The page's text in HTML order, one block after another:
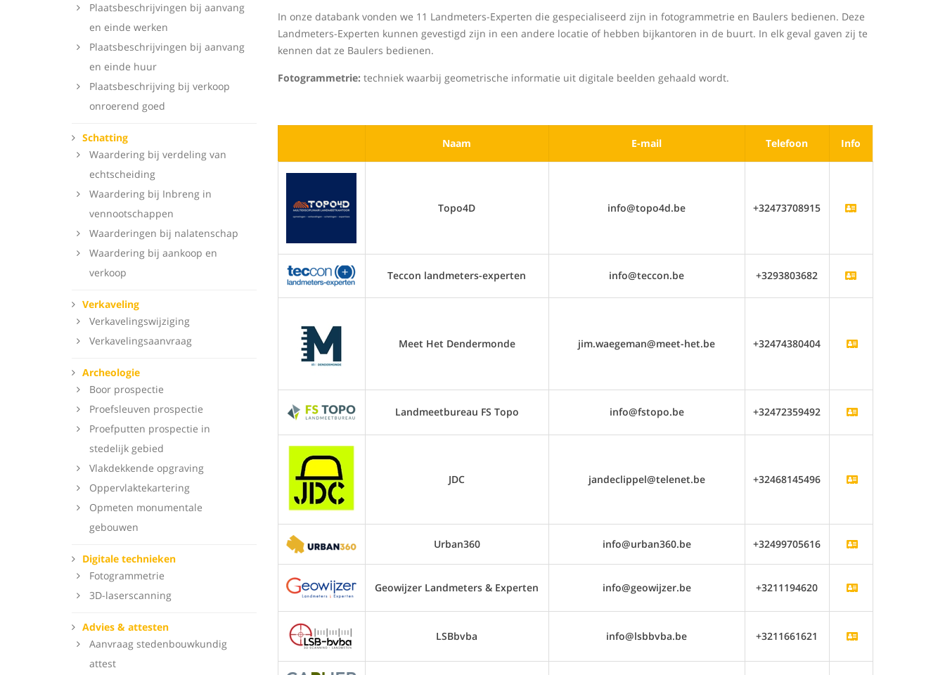
Plaatsbeschrijvingen bij aanvang
en einde werken
Plaatsbeschrijvingen bij aanvang
en einde huur
Plaatsbeschrijving bij verkoop
onroerend goed
Schatting
Waardering bij verdeling van
echtscheiding
Waardering bij Inbreng in
vennootschappen
Waarderingen bij nalatenschap
Waardering bij aankoop en
verkoop
Verkaveling
Verkavelingswijziging
Verkavelingsaanvraag
Archeologie
Boor prospectie
Proefsleuven prospectie
Proefputten prospectie in
stedelijk gebied
Vlakdekkende opgraving
Oppervlaktekartering
Opmeten monumentale
gebouwen
Digitale technieken
Fotogrammetrie
3D-laserscanning
Advies & attesten
Aanvraag stedenbouwkundig
attest
In onze databank vonden we 11 Landmeters-Experten die gespecialiseerd zijn in fotogrammetrie en Baulers bedienen. Deze
Landmeters-Experten kunnen gevestigd zijn in een andere locatie of hebben bijkantoren in de buurt. In elk geval gaven zij te
kennen dat ze Baulers bedienen.
Fotogrammetrie: techniek waarbij geometrische informatie uit digitale beelden gehaald wordt.
Naam E-mail Telefoon Info
Topo4D info@topo4d.be +32473708915
Teccon landmeters-experten info@teccon.be +3293803682
Meet Het Dendermonde jim.waegeman@meet-het.be +32474380404
Landmeetbureau FS Topo info@fstopo.be +32472359492
JDC jandeclippel@telenet.be +32468145496
Urban360 info@urban360.be +32499705616
Geowijzer Landmeters & Experten info@geowijzer.be +3211194620
LSBbvba info@lsbbvba.be +3211661621